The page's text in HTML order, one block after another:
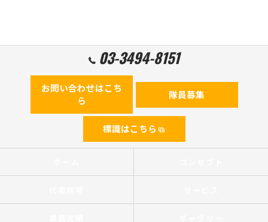
03-3494-8151
お問い合わせはこち
ら
隊員募集
標識はこちら